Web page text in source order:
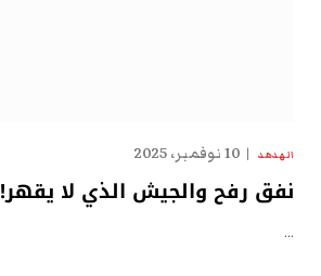
الهدهد 10 نوفمبر، 2025
نفق رفح والجيش الذي لا يقهر!
…